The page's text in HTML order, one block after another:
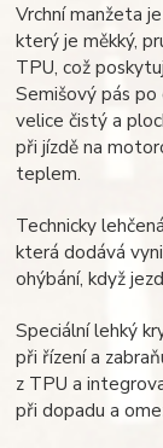
Vrchní manžeta
který je měkký,
TPU, což
Semišový pás
velice čistý a
při jízdě na
teplem.
Technicky
která dodává
ohýbání, když
Speciální lehký
při řízení a
z TPU a
při dopadu a